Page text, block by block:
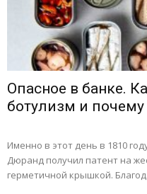
Опасное в банке.
ботулизм и
Именно в этот день в 1810
Дюранд получил патент на
герметичной крышкой.